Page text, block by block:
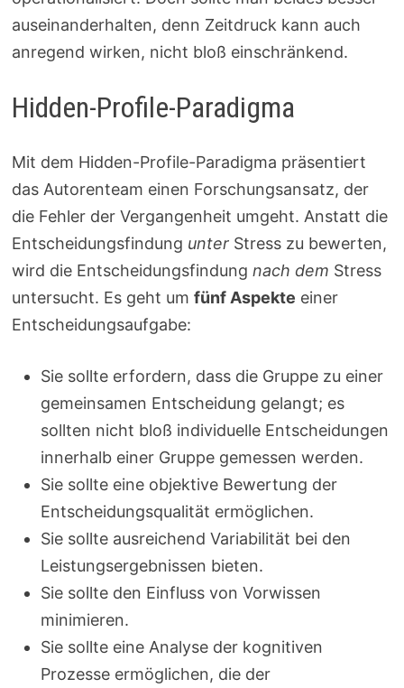
auseinanderhalten, denn Zeitdruck kann auch
anregend wirken, nicht bloß einschränkend.
Hidden-Profile-Paradigma
Mit dem Hidden-Profile-Paradigma präsentiert
das Autorenteam einen Forschungsansatz, der
die Fehler der Vergangenheit umgeht. Anstatt die
Entscheidungsfindung unter Stress zu bewerten,
wird die Entscheidungsfindungnach dem Stress
untersucht. Es geht umfünf Aspekte einer
Entscheidungsaufgabe:
Sie sollte erfordern, dass die Gruppe zu einer
gemeinsamen Entscheidung gelangt; es
sollten nicht bloß individuelle Entscheidungen
innerhalb einer Gruppe gemessen werden.
Sie sollte eine objektive Bewertung der
Entscheidungsqualität ermöglichen.
Sie sollte ausreichend Variabilität bei den
Leistungsergebnissen bieten.
Sie sollte den Einfluss von Vorwissen
minimieren.
Sie sollte eine Analyse der kognitiven
Prozesse ermöglichen, die der